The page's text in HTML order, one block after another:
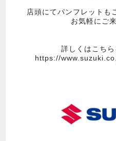
店頭にてパンフレットも
お気軽にご
詳しくはこちら
https://